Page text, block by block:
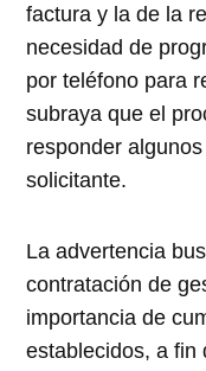
factura y la de la
necesidad de
por teléfono para
subraya que el
responder
solicitante.
La advertencia
contratación de
importancia de
establecidos, a fin